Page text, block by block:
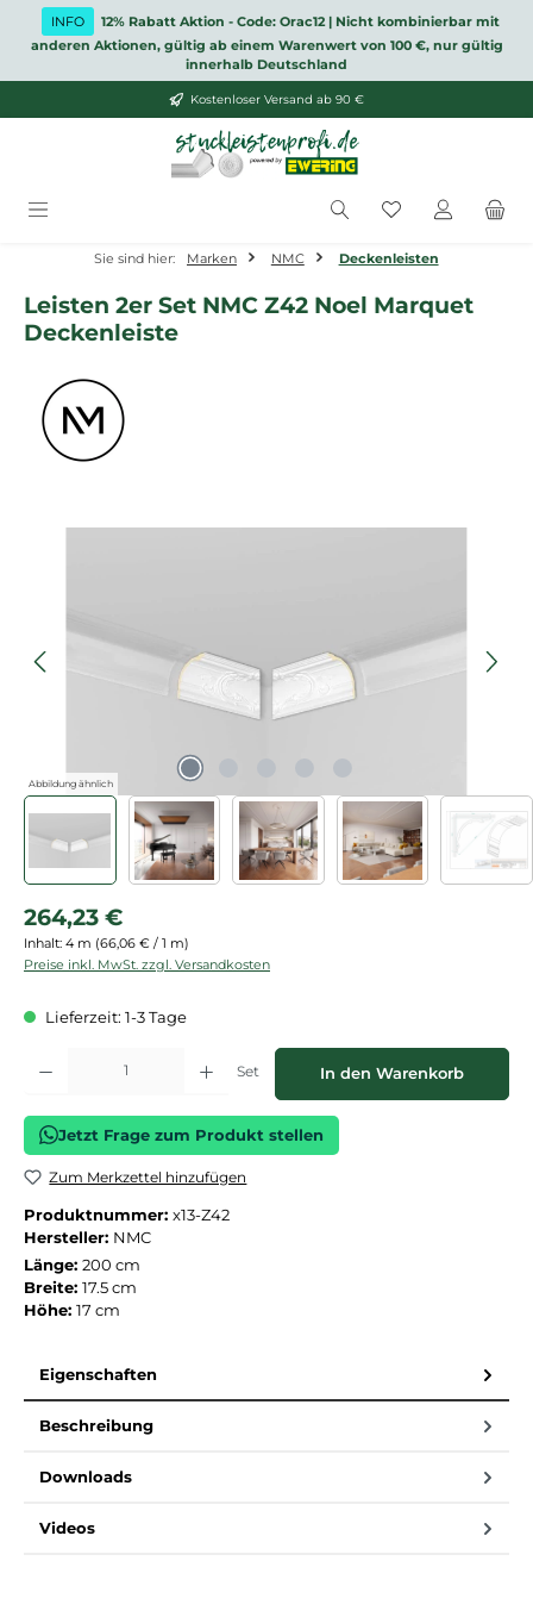
Zum Hauptinhalt springen
INFO
12% Rabatt Aktion - Code: Orac12 | Nicht kombinierbar mit
anderen Aktionen, gültig ab einem Warenwert von 100 €, nur gültig
innerhalb Deutschland
Kostenloser Versand ab 90 €
Du hast 0
Sie sind hier: Marken NMC Deckenleisten
Leisten 2er Set NMC Z42 Noel Marquet
Deckenleiste
Abbildung ähnlich
Regulärer Preis:
264,23 €
Inhalt: 4 m (66,06 € / 1 m)
Preise inkl. MwSt. zzgl. Versandkosten
Lieferzeit: 1-3 Tage
Produkt Anzahl: Gib den gewünschten Wert ein oder benutze die
Set In den Warenkorb
Jetzt Frage zum Produkt stellen
Zum Merkzettel hinzufügen
Produktnummer: x13-Z42
Hersteller: NMC
Länge: 200 cm
Breite: 17.5 cm
Höhe: 17 cm
Eigenschaften
Beschreibung
Downloads
Videos